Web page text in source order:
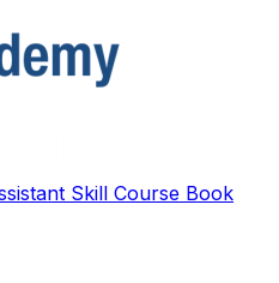
Skill Course Book